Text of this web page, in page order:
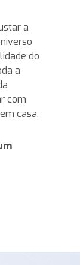
a
do
a
com
casa.